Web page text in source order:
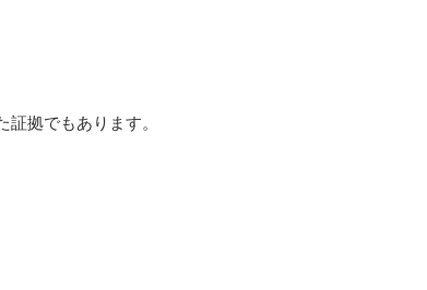
拠でもあります。